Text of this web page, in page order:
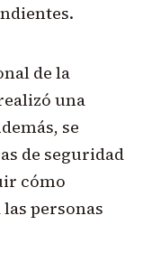
de la
una
se
de seguridad
cómo
personas